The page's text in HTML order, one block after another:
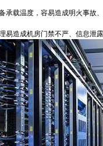
温度，容易造成明火事故、
成机房门禁不严、信息泄露